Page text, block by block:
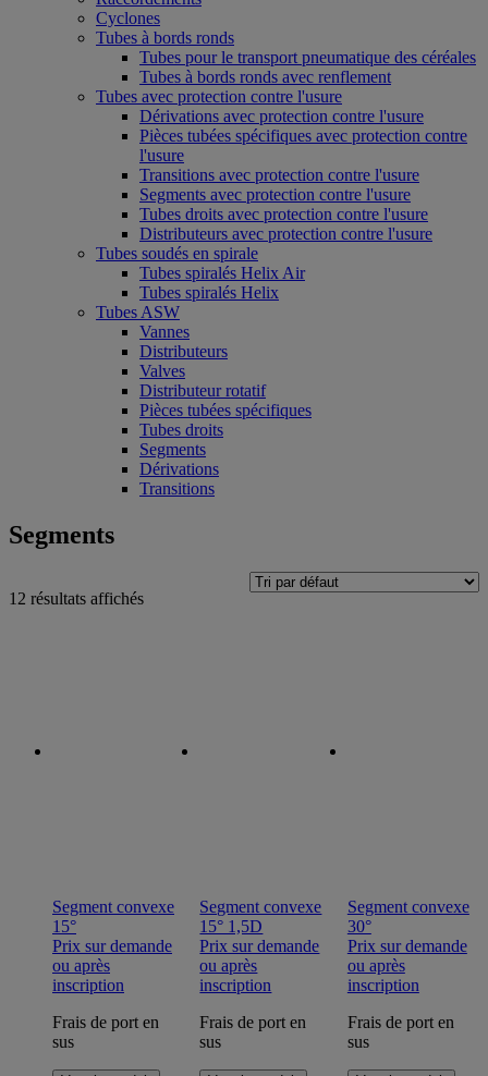
Cyclones
Tubes à bords ronds
Tubes pour le transport pneumatique des céréales
Tubes à bords ronds avec renflement
Tubes avec protection contre l'usure
Dérivations avec protection contre l'usure
Pièces tubées spécifiques avec protection contre
l'usure
Transitions avec protection contre l'usure
Segments avec protection contre l'usure
Tubes droits avec protection contre l'usure
Distributeurs avec protection contre l'usure
Tubes soudés en spirale
Tubes spiralés Helix Air
Tubes spiralés Helix
Tubes ASW
Vannes
Distributeurs
Valves
Distributeur rotatif
Pièces tubées spécifiques
Tubes droits
Segments
Dérivations
Transitions
Segments
12 résultats affichés
Segment convexe
15°
Prix sur demande
ou après
inscription
Frais de port en
sus
Segment convexe
15° 1,5D
Prix sur demande
ou après
inscription
Frais de port en
sus
Segment convexe
30°
Prix sur demande
ou après
inscription
Frais de port en
sus